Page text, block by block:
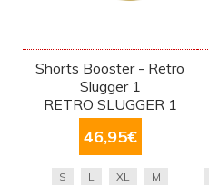
Shorts Booster - Retro
Slugger 1
RETRO SLUGGER 1
46,95€
S L XL M